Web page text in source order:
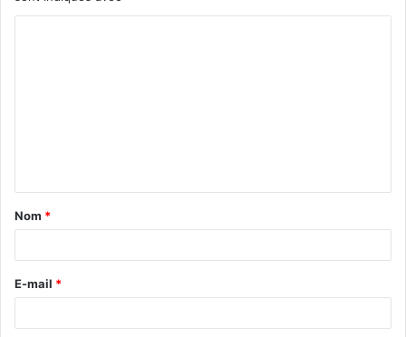
t
a
e
*
Nom *
E-mail *